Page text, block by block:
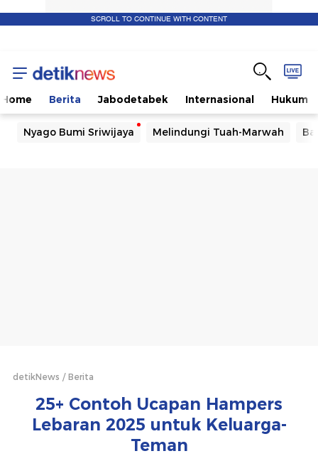
SCROLL TO CONTINUE WITH CONTENT
Home Berita Jabodetabek Internasional Hukum
Nyago Bumi Sriwijaya Melindungi Tuah-Marwah
detikNews Berita
25+ Contoh Ucapan Hampers
Lebaran 2025 untuk Keluarga-
Teman